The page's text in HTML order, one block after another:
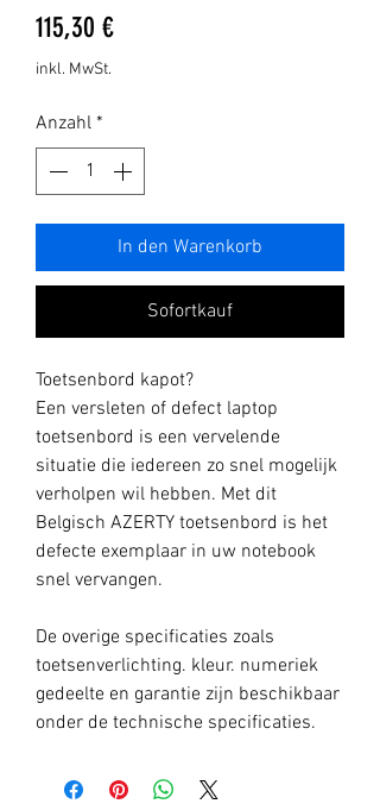
115,30 €Preis
inkl. MwSt.
Anzahl *
In den Warenkorb
Sofortkauf
Toetsenbord kapot?
Een versleten of defect laptop
toetsenbord is een vervelende
situatie die iedereen zo snel mogelijk
verholpen wil hebben. Met dit
Belgisch AZERTY toetsenbord is het
defecte exemplaar in uw notebook
snel vervangen.
De overige specificaties zoals
toetsenverlichting. kleur. numeriek
gedeelte en garantie zijn beschikbaar
onder de technische specificaties.